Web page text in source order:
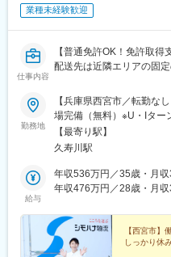
業種未経験歓迎
仕事内容
【普通免許OK！免許取
配送先は近隣エリアの固
勤務地
【兵庫県西宮市／転勤な
場完備（無料）※U・Iター
県西宮市甲子園浜3-1※室
【最寄り駅】
久寿川駅
給与
年収536万円／35歳・月
年収476万円／28歳・月
【西宮市】
しっかり休